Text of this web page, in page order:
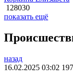
128030
показать ещё
назад
16.02.2025 03:02